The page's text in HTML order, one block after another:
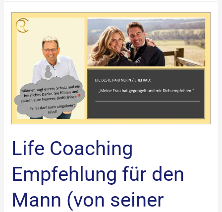
Life Coaching
Empfehlung für den
Mann (von seiner
Life
Coaching
Empfehlung
Mann
(von
seiner
Frau)